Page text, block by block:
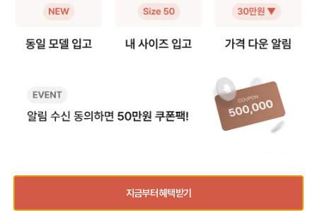
상까지 맞춤으로 가능하니 원하는 스
이는 방법 · 클로버 간격이 좁아져 손
가능 · 보통은 참으로 착용하다가 불
편하면 수선하는 경우가 많음 💁‍♀️ 길
기간: 보증서 기준 1년 이내 무상 1회
/ 이후 20~30만원 비용 발생 · 소요
시간: 공식 안내는 약 4주이나, 대부
분 일주일 내외로 받는다는 후기가
많음 · 추가 팁: 줄인 체인은 돌려받을
추천 👉 3cm 줄이기 ✔️손목 15c
이에요. 인기 모델인 빈티지 알함브
인의 길이는 42cm
연장을 하게 되면 42cm와 46cm
기간 - 구매 후 1년 이내, 최대 5c
m 범위 내에서 1회 무료 리사이징이
가능해요. - 평균 수선 소요 기간은
약 2주 정도 소요돼요. 🛍️ 서비스
수 방법 ✔️매장 방문 접수 제품 실물
주 묻는 질문 Q: 이미
게 확인해요.
주얼리 전문 지식을 토대로 사이즈, 가격대 등 주얼리를 거래하며 궁금할 수 있는 내용에 대한 밀
빠르고 확실한 물품 이동 과정
최적화된 검수 시스템으로 빠르고 효율적으로 물품이 이동될 뿐만 아니라, 이동 과정마다 알림톡
및 이미지로 확실하게 안내해 드려요.
지금부터 혜택받기